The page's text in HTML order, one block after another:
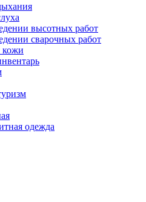
высотных работ
сварочных работ
кожи
одежда